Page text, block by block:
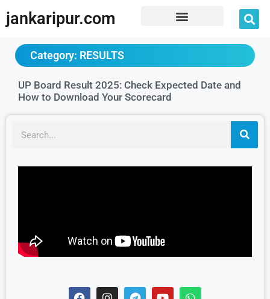
jankaripur.com
Category: RESULTS
UP Board Result 2025: Check Expected Date and
How to Download Your Scorecard